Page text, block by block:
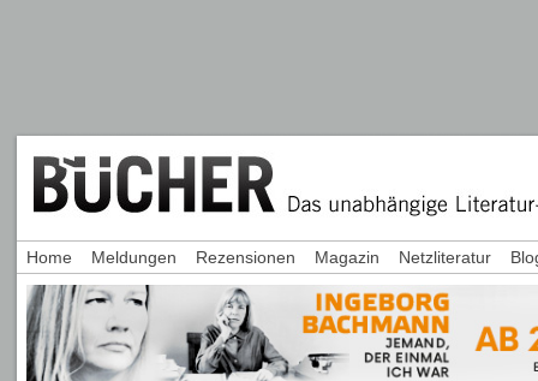
Home Meldungen Rezensionen Magazin Netzliteratur